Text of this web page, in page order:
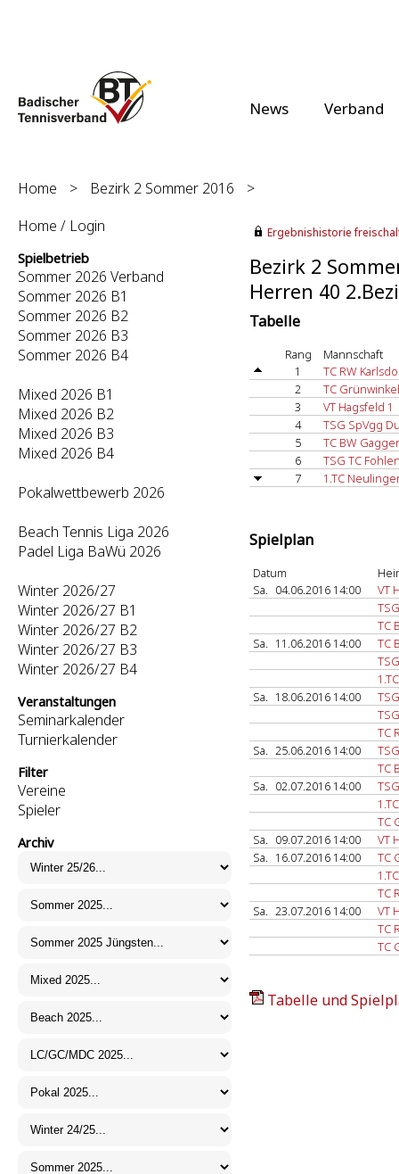
News Verband
Home > Bezirk 2 Sommer 2016
>
Home / Login
Spielbetrieb
Sommer 2026 Verband
Sommer 2026 B1
Sommer 2026 B2
Sommer 2026 B3
Sommer 2026 B4
Mixed 2026 B1
Mixed 2026 B2
Mixed 2026 B3
Mixed 2026 B4
Pokalwettbewerb 2026
Beach Tennis Liga 2026
Padel Liga BaWü 2026
Winter 2026/27
Winter 2026/27 B1
Winter 2026/27 B2
Winter 2026/27 B3
Winter 2026/27 B4
Veranstaltungen
Seminarkalender
Turnierkalender
Filter
Vereine
Spieler
Archiv
Ergebnishistorie
Bezirk 2
Herren 40
Tabelle
Rang
Mannschaft
1
TC RW
2
TC
3
VT Hagsfeld 1
4
TSG SpVgg
5
TC BW
6
TSG TC
7
1.TC
Spielplan
Datum
Sa. 04.06.2016 14:00
VT
TC
Sa. 11.06.2016 14:00
TC
Sa. 18.06.2016 14:00
TC
Sa. 25.06.2016 14:00
TC
Sa. 02.07.2016 14:00
TC
Sa. 09.07.2016 14:00
VT
Sa. 16.07.2016 14:00
TC
TC
Sa. 23.07.2016 14:00
VT
TC
TC
Tabelle und